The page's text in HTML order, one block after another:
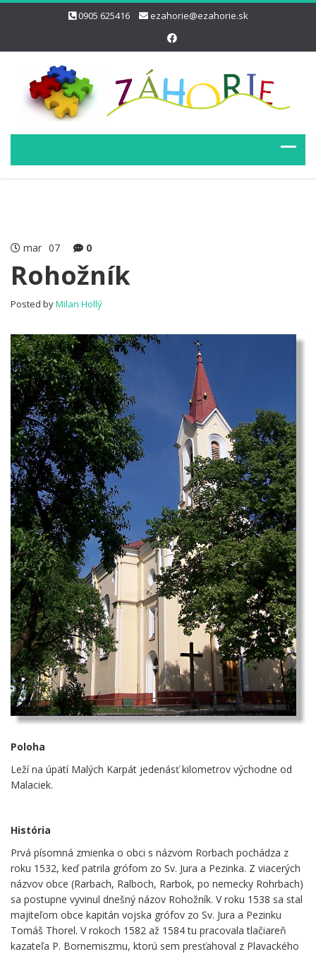
0905 625416 ezahorie@ezahorie.sk
mar 07 0
Rohožník
Posted byMilan Hollý
Poloha
Leží na úpätí Malých Karpát jedenásť kilometrov východne od
Malaciek.
História
Prvá písomná zmienka o obci s názvom Rorbach pochádza z
roku 1532, keď patrila grófom zo Sv. Jura a Pezinka. Z viacerých
názvov obce (Rarbach, Ralboch, Rarbok, po nemecky Rohrbach)
sa postupne vyvinul dnešný názov Rohožník. V roku 1538 sa stal
majiteľom obce kapitán vojska grófov zo Sv. Jura a Pezinku
Tomáš Thorel. V rokoch 1582 až 1584 tu pracovala tlačiareň
kazateľa P. Bornemiszmu, ktorú sem presťahoval z Plavackého